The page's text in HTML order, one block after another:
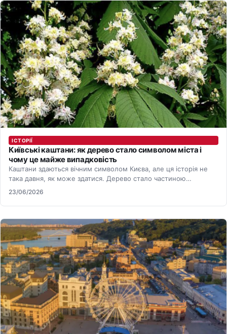
ІСТОРІЇ
Київські каштани: як дерево стало символом міста і
чому це майже випадковість
Каштани здаються вічним символом Києва, але ця історія не
така давня, як може здатися. Дерево стало частиною
міського…
23/06/2026